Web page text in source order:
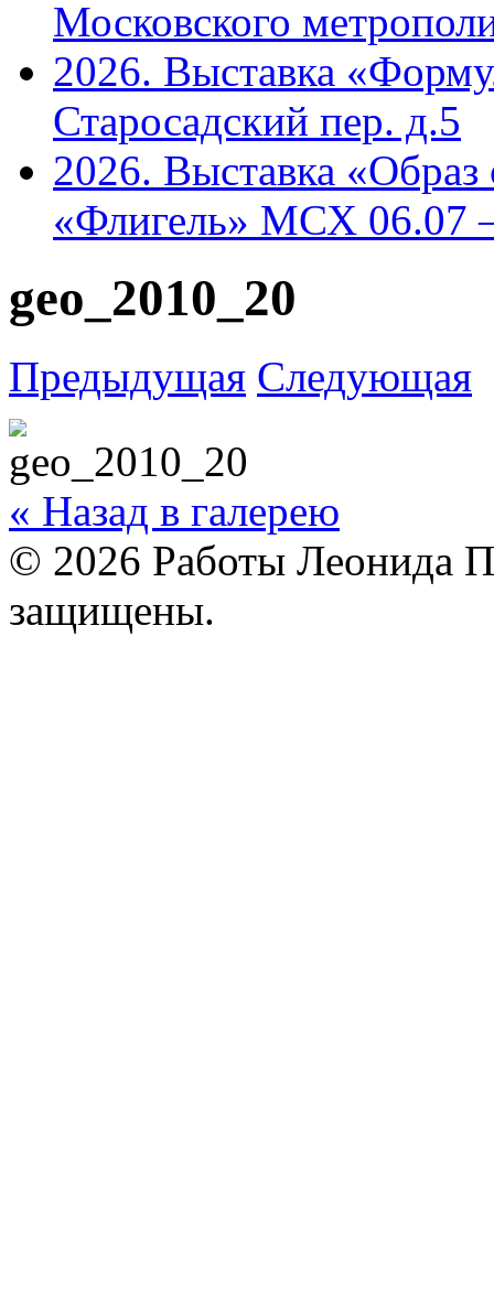
Московского
2026. Выставка
Старосадский пер. д.5
2026. Выставка «Образ
«Флигель» МСХ 06.07
geo_2010_20
Предыдущая Следующая
« Назад в галерею
© 2026 Работы Леонида
защищены.